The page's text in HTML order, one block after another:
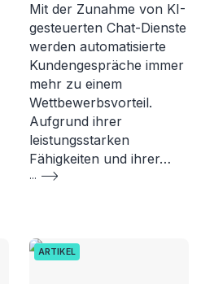
Mit der Zunahme von KI-
gesteuerten Chat-Dienste
werden automatisierte
Kundengespräche immer
mehr zu einem
Wettbewerbsvorteil.
Aufgrund ihrer
leistungsstarken
Fähigkeiten und ihrer…
...
ARTIKEL